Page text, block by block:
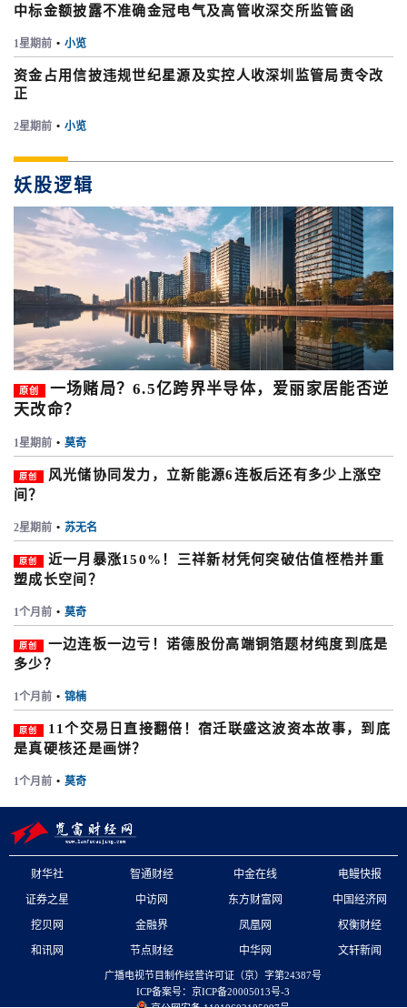
中标金额披露不准确金冠电气及高管收深交所监管函
1星期前 • 小览
资金占用信披违规世纪星源及实控人收深圳监管局责令改
正
2星期前 • 小览
妖股逻辑
原创
一场赌局？6.5亿跨界半导体，爱丽家居能否逆
天改命？
1星期前 • 莫奇
原创
风光储协同发力，立新能源6连板后还有多少上涨空
间？
2星期前 • 苏无名
原创
近一月暴涨150%！三祥新材凭何突破估值桎梏并重
塑成长空间？
1个月前 • 莫奇
原创
一边连板一边亏！诺德股份高端铜箔题材纯度到底是
多少？
1个月前 • 锦楠
原创
11个交易日直接翻倍！宿迁联盛这波资本故事，到底
是真硬核还是画饼？
1个月前 • 莫奇
财华社 智通财经 中金在线
电鳗快报
证券之星
中访网 东方财富网
中国经济网
挖贝网
金融界 凤凰网
权衡财经
和讯网
节点财经 中华网 文轩新闻
广播电视节目制作经营许可证（京）字第24387号
ICP备案号：京ICP备20005013号-3